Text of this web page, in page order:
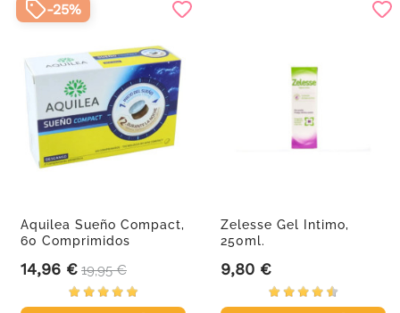
Aquilea Sueño Compact,
60 Comprimidos
Precio
14,96 € Precio base
19,95 €
-25%
Zelesse Gel Intimo,
250ml.
Precio
9,80 €